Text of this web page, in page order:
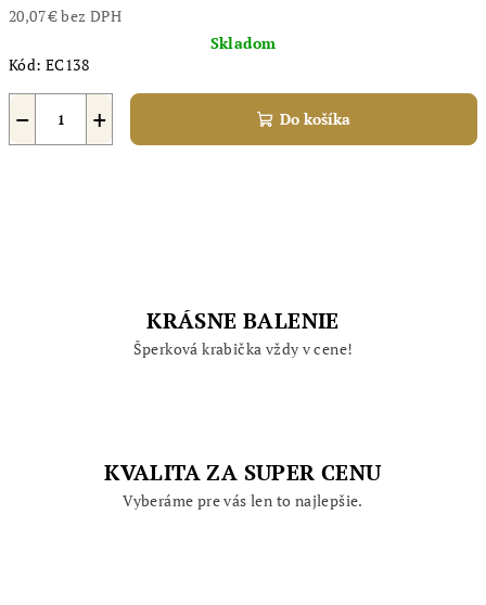
20,07 € bez DPH
cena:
Skladom
Kód: EC138
+
− Do košíka
KRÁSNE BALENIE
Šperková krabička vždy v cene!
KVALITA ZA SUPER CENU
Vyberáme pre vás len to najlepšie.